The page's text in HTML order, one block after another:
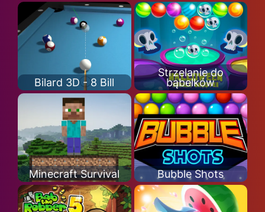
Bilard 3D - 8 Bill
Strzelanie do
bąbelków
Minecraft Survival Bubble Shots